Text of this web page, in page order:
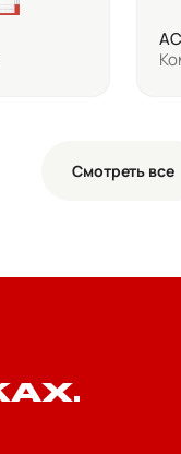
Смотреть все